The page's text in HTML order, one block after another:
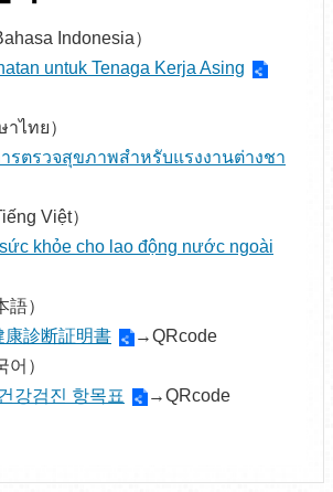
Indonesia）
untuk Tenaga Kerja Asing
ไทย）
รตรวจสุขภาพสำหรับแรงงานต่างชา
Việt）
khỏe cho lao động nước ngoài
）
康診断証明書
→QRcode
）
강검진 항목표
→QRcode